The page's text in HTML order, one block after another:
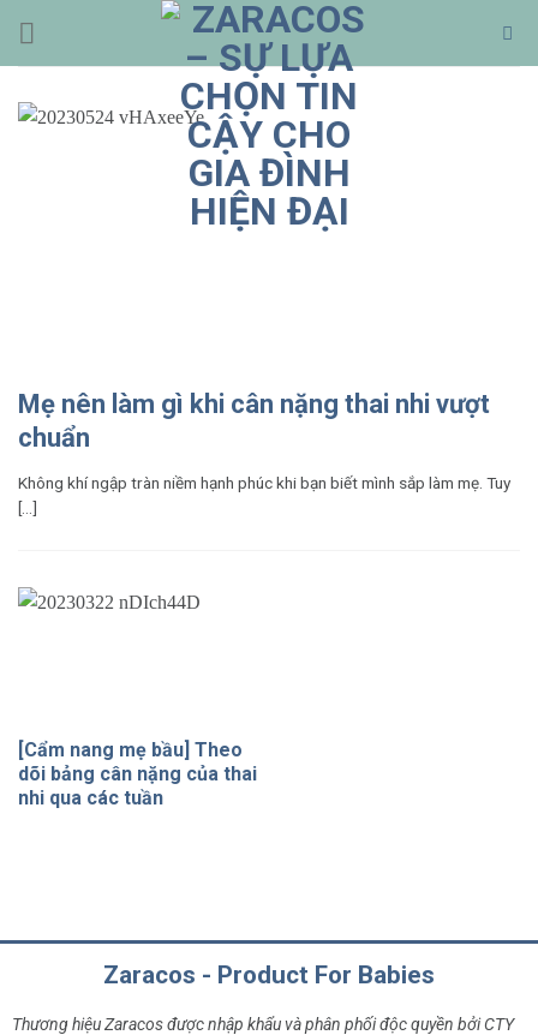
qua
nội
dung
Mẹ nên làm gì khi cân nặng thai nhi vượt
chuẩn
Không khí ngập tràn niềm hạnh phúc khi bạn biết mình sắp làm mẹ. Tuy
[...]
[Cẩm nang mẹ bầu] Theo
dõi bảng cân nặng của thai
nhi qua các tuần
Zaracos - Product For Babies
Thương hiệu Zaracos được nhập khẩu và phân phối độc quyền bởi CTY